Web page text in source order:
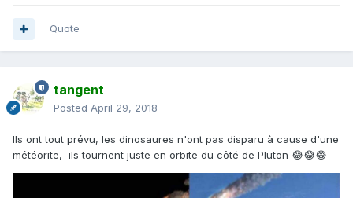
Quote
tangent
Posted April 29, 2018
Ils ont tout prévu, les dinosaures n'ont pas disparu à cause d'une
météorite, ils tournent juste en orbite du côté de Pluton 😂😂😂